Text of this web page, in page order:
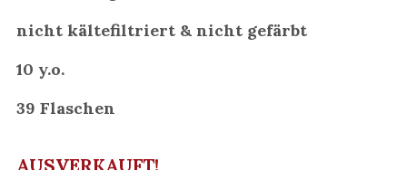
nicht kältefiltriert & nicht gefärbt
10 y.o.
39 Flaschen
AUSVERKAUFT!